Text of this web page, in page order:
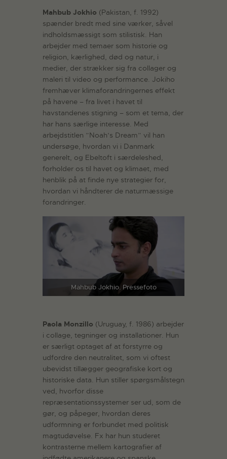
Mahbub Jokhio (Pakistan, f. 1992)
spænder bredt med sine værker, såvel
indholdsmæssigt som stilistisk. Han
arbejder med temaer som historie og
religion, kærlighed, død og natur, i
medier, der strækker sig fra collager og
maleri til video og performance. Jokiho
fremhæver klimaforandringernes effekt
på havene – fra livet i havet til
havstandenes stigning – som et tema, der
har hans særlige interesse. Med
arbejdstitlen ”Noah’s Dream” vil han
undersøge, hvordan vi i Danmark
generelt, og Ebeltoft i særdeleshed,
forholder os til havet og klimaet, med
henblik på at finde nye strategier for,
hvordan vi håndterer de naturmæssige
forandringer.
Mahbub Jokhio. Pressefoto
Paola Monzillo (Uruguay, f. 1986) arbejder
i collage, tegninger og installationer. Hun
er særligt optaget af at forstyrre og
udfordre den neutralitet, som vi oftest
ubevidst tillægger geografiske kort og
historiske data. Hun stiller spørgsmålstegn
ved, hvorfor disse
repræsentationssystemer ser ud, som de
gør, og påpeger, hvordan deres
udformning er forbundet med politisk
magtudøvelse. Fx har hun studeret
kontrasterne mellem kartografier af